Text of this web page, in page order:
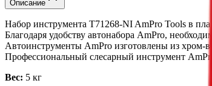
Описание
Набор инструмента T71268-NI AmPro Tools в
Благодаря удобству автонабора AmPro,
Автоинструменты AmPro изготовлены из хром-
Профессиональный слесарный инструмент
Вес: 5 кг